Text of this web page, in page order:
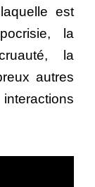
est
la
la
autres